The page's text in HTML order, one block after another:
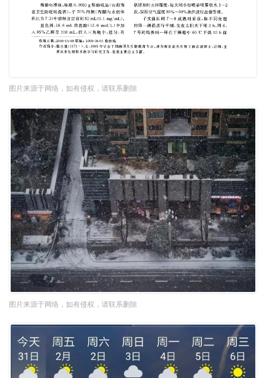
图片来源于网络，如有侵权，请联系删除
图片来源于网络，如有侵权，请联系删除